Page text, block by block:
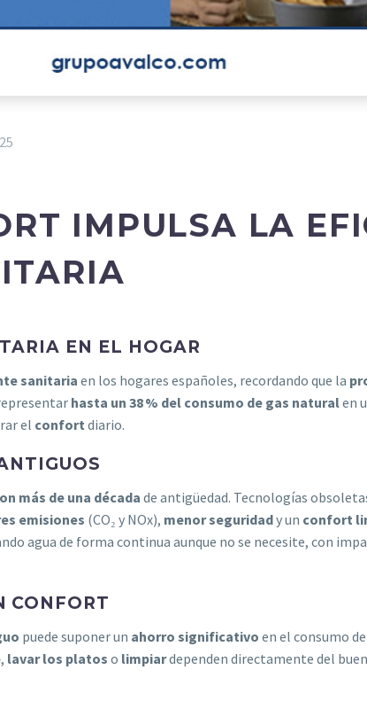
IMPULSA LA
EN EL HOGAR
sanitariaen los hogares españoles, recordando que la
hasta un 38 % del consumo de gas naturalen
el confort diario.
más de una década de antigüedad. Tecnologías
emisiones (CO₂ y NOx), menor seguridady un confort
agua de forma continua aunque no se necesite, con
CONFORT
puede suponer un ahorro significativo en el consumo
, lavar los platos o limpiardependen directamente del